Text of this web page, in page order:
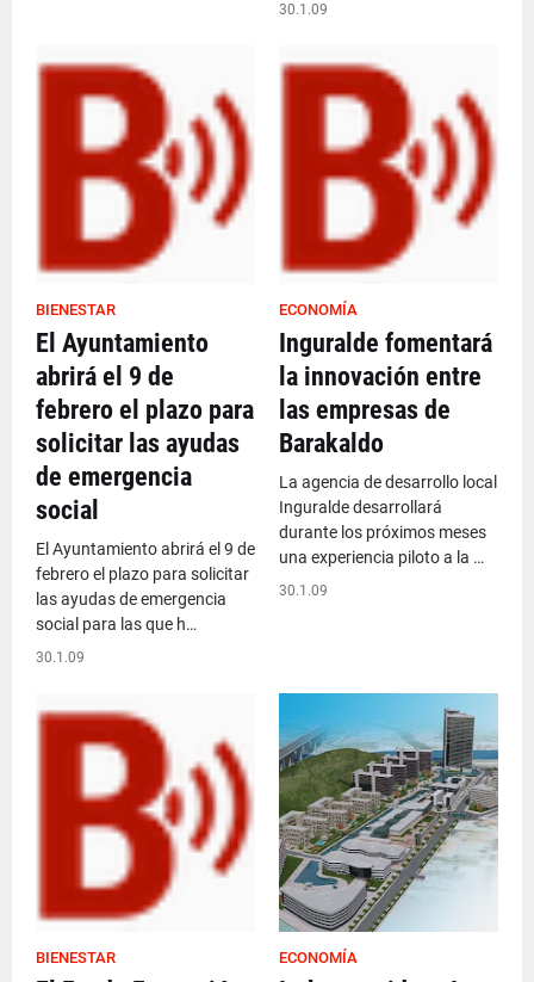
30.1.09
BIENESTAR
El Ayuntamiento
abrirá el 9 de
febrero el plazo para
solicitar las ayudas
de emergencia
social
El Ayuntamiento abrirá el 9 de
febrero el plazo para solicitar
las ayudas de emergencia
social para las que h…
30.1.09
ECONOMÍA
Inguralde fomentará
la innovación entre
las empresas de
Barakaldo
La agencia de desarrollo local
Inguralde desarrollará
durante los próximos meses
una experiencia piloto a la …
30.1.09
BIENESTAR ECONOMÍA